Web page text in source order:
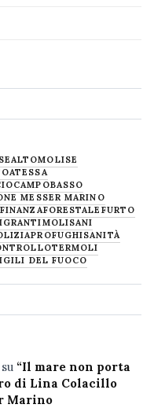
ALTOMOLISE
ATESSA
CAMPOBASSO
MESSER MARINO
FINANZAFORESTALE FURTO
MOLISANI
PROFUGHISANITÀ
TERMOLI
DEL FUOCO
su “Il mare non porta
di Lina Colacillo
Marino